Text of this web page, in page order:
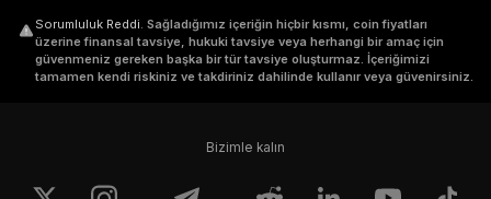
Sorumluluk Reddi. Sağladığımız içeriğin hiçbir kısmı, coin fiyatları
üzerine finansal tavsiye, hukuki tavsiye veya herhangi bir amaç için
güvenmeniz gereken başka bir tür tavsiye oluşturmaz. İçeriğimizi
tamamen kendi riskiniz ve takdiriniz dahilinde kullanır veya güvenirsiniz.
Bizimle kalın